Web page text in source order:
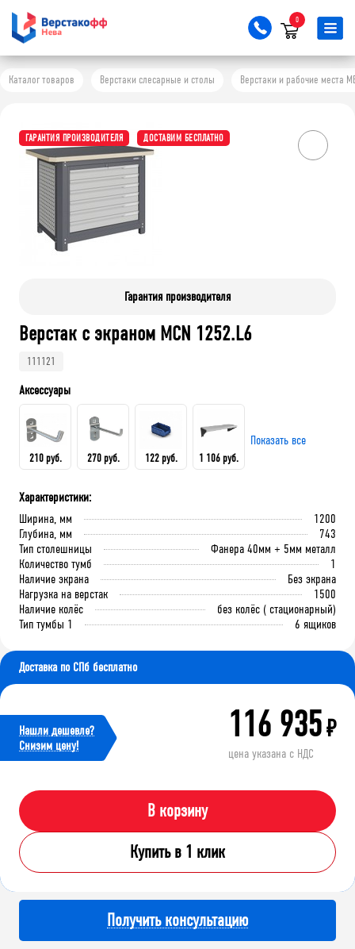
0
Каталог товаров Верстаки слесарные и столы Верстаки и рабочие места
ГАРАНТИЯ ПРОИЗВОДИТЕЛЯ ДОСТАВИМ БЕСПЛАТНО
Гарантия производителя
Верстак с экраном MCN 1252.L6
111121
Аксессуары
210 руб.
Крючок 80 мм.
В корзину
270 руб.
Крючок 125 мм.
В корзину
122 руб.
мм
В корзину
1 106 руб.
В корзину
Показать все
Характеристики:
Ширина, мм
1200
Глубина, мм
743
Тип столешницы
Фанера 40мм + 5мм металл
Количество тумб
1
Наличие экрана
Без экрана
Нагрузка на верстак
1500
Наличие колёс
без колёс ( стационарный)
Тип тумбы 1
6 ящиков
Доставка по СПб бесплатно
Нашли дешевле?
Cнизим цену!
116 935₽
цена указана с НДС
В корзину
Купить в 1 клик
Получить консультацию